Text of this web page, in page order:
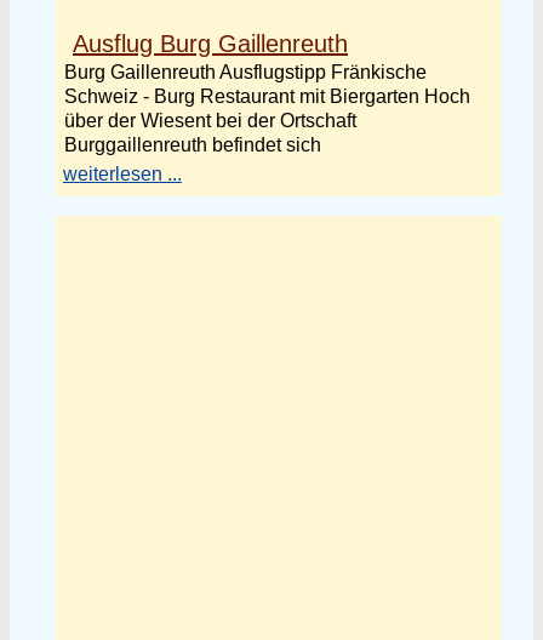
Ausflug Burg Gaillenreuth
Burg Gaillenreuth Ausflugstipp Fränkische
Schweiz - Burg Restaurant mit Biergarten Hoch
über der Wiesent bei der Ortschaft
Burggaillenreuth befindet sich
weiterlesen ...